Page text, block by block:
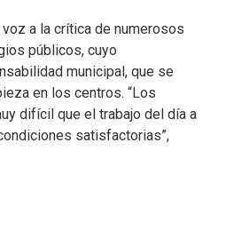
a la crítica de numerosos
públicos, cuyo
municipal, que se
en los centros. “Los
difícil que el trabajo del día a
satisfactorias”,